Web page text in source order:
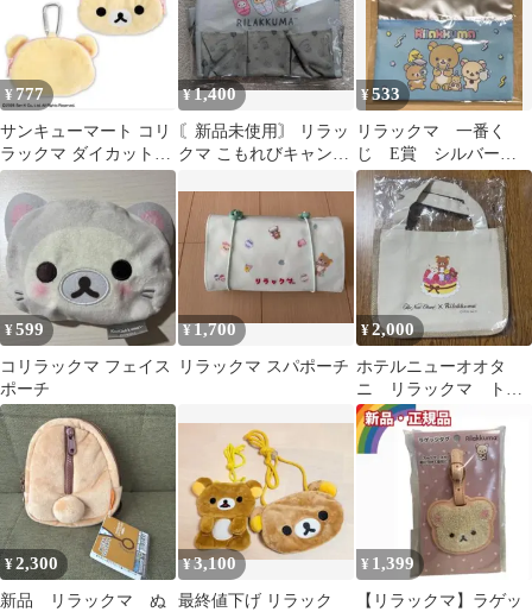
¥ 777
サンキューマート コリ
ラックマ ダイカットポ
ーチ
¥1,400
〘新品未使用〙 リラッ
クマ こもれびキャンプ
グ グリーン
¥533
リラックマ 一番く
じ E賞 シルバー巾
着 ブルー
¥599
コリラックマ フェイス
ポーチ
¥1,700
リラックマ スパポーチ
¥2,000
ホテルニューオオタ
ニ リラックマ トー
トバッグ
¥2,300
新品 リラックマ ぬ
¥3,100
最終値下げ リラック
¥ 1,399
【リラックマ】ラゲッ